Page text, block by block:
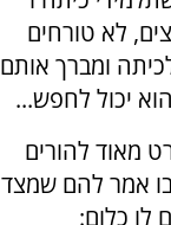
לא טורחים
ומברך אותם
יכול לחפש...
מאוד להורים
אמר להם שמצד
לו כלום: